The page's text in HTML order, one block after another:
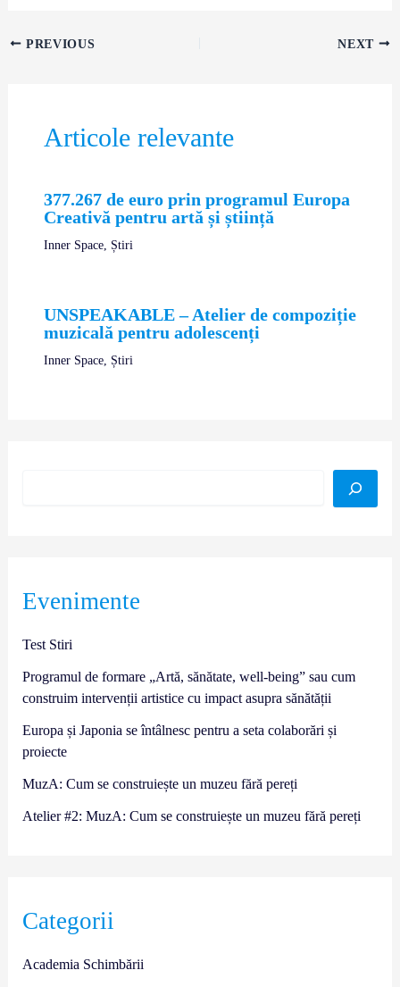
PREVIOUS NEXT
Articole relevante
377.267 de euro prin programul Europa
Creativă pentru artă și știință
Inner Space, Știri
UNSPEAKABLE – Atelier de compoziție
muzicală pentru adolescenți
Inner Space, Știri
Evenimente
Test Stiri
Programul de formare „Artă, sănătate, well-being” sau cum
construim intervenții artistice cu impact asupra sănătății
Europa și Japonia se întâlnesc pentru a seta colaborări și
proiecte
MuzA: Cum se construiește un muzeu fără pereți
Atelier #2: MuzA: Cum se construiește un muzeu fără pereți
Categorii
Academia Schimbării